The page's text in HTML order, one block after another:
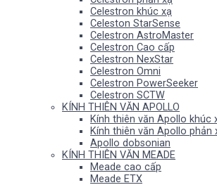
Celestron khúc xạ
Celeston StarSense
Celestron AstroMaster
Celestron Cao cấp
Celestron NexStar
Celestron Omni
Celestron PowerSeeker
Celestron SCTW
KÍNH THIÊN VĂN APOLLO
Kính thiên văn Apollo khúc
Kính thiên văn Apollo phản
Apollo dobsonian
KÍNH THIÊN VĂN MEADE
Meade cao cấp
Meade ETX